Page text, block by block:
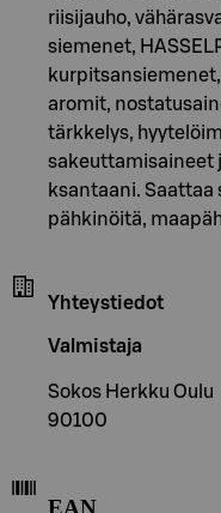
riisijauho,
siemenet,
aromit,
tärkkelys,
sakeuttamisaineet
ksantaani. Saattaa
pähkinöitä,
Yhteystiedot
Valmistaja
Sokos Herkku Oulu
90100